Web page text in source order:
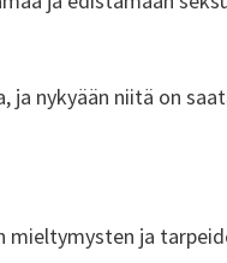
ja nykyään niitä on
mieltymysten ja